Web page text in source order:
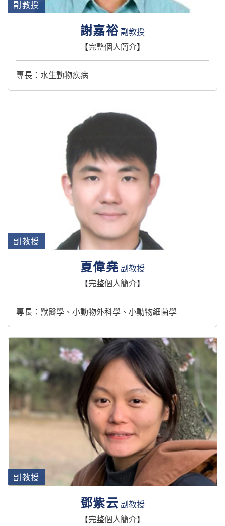
副教授
謝嘉裕 副教授
【完整個人簡介】
專長：水生動物疾病
副教授
夏偉堯 副教授
【完整個人簡介】
專長：獸醫學、小動物外科學、小動物細菌學
副教授
鄧紫云 副教授
【完整個人簡介】